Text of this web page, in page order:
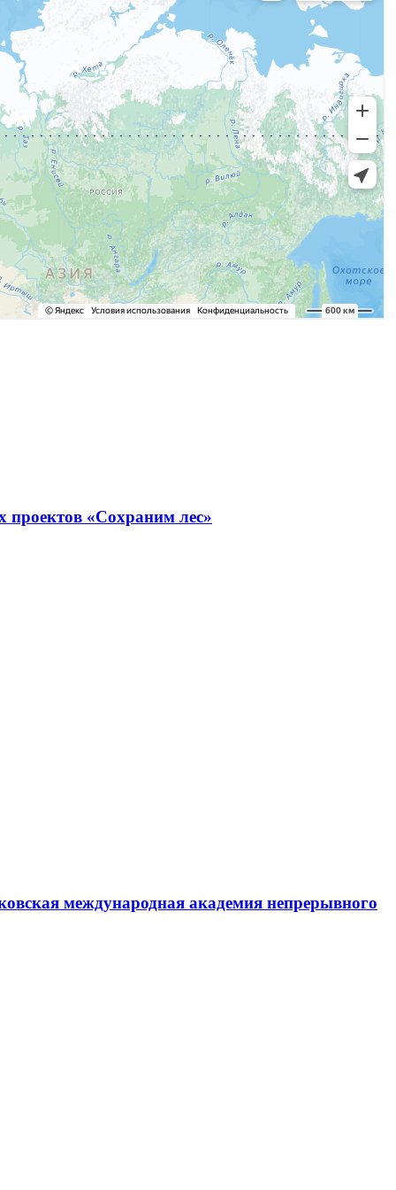
проектов «Сохраним лес»
международная академия непрерывного